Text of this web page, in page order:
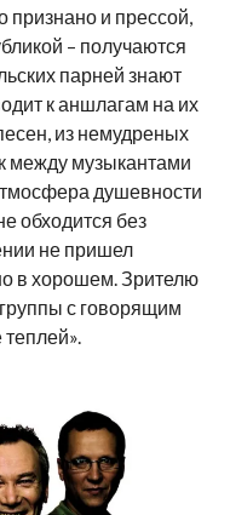
признано и прессой,
– получаются
парней знают
к аншлагам на их
из немудреных
между музыкантами
душевности
обходится без
не пришел
в хорошем. Зрителю
с говорящим